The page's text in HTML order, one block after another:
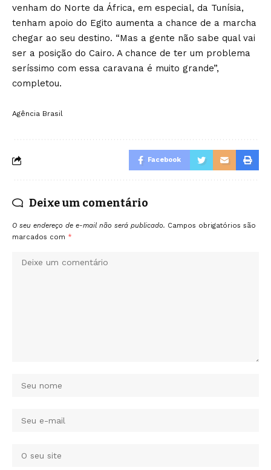
venham do Norte da África, em especial, da Tunísia,
tenham apoio do Egito aumenta a chance de a marcha
chegar ao seu destino. “Mas a gente não sabe qual vai
ser a posição do Cairo. A chance de ter um problema
seríssimo com essa caravana é muito grande”,
completou.
Agência Brasil
Facebook
Deixe um comentário
O seu endereço de e-mail não será publicado. Campos obrigatórios são
marcados com *